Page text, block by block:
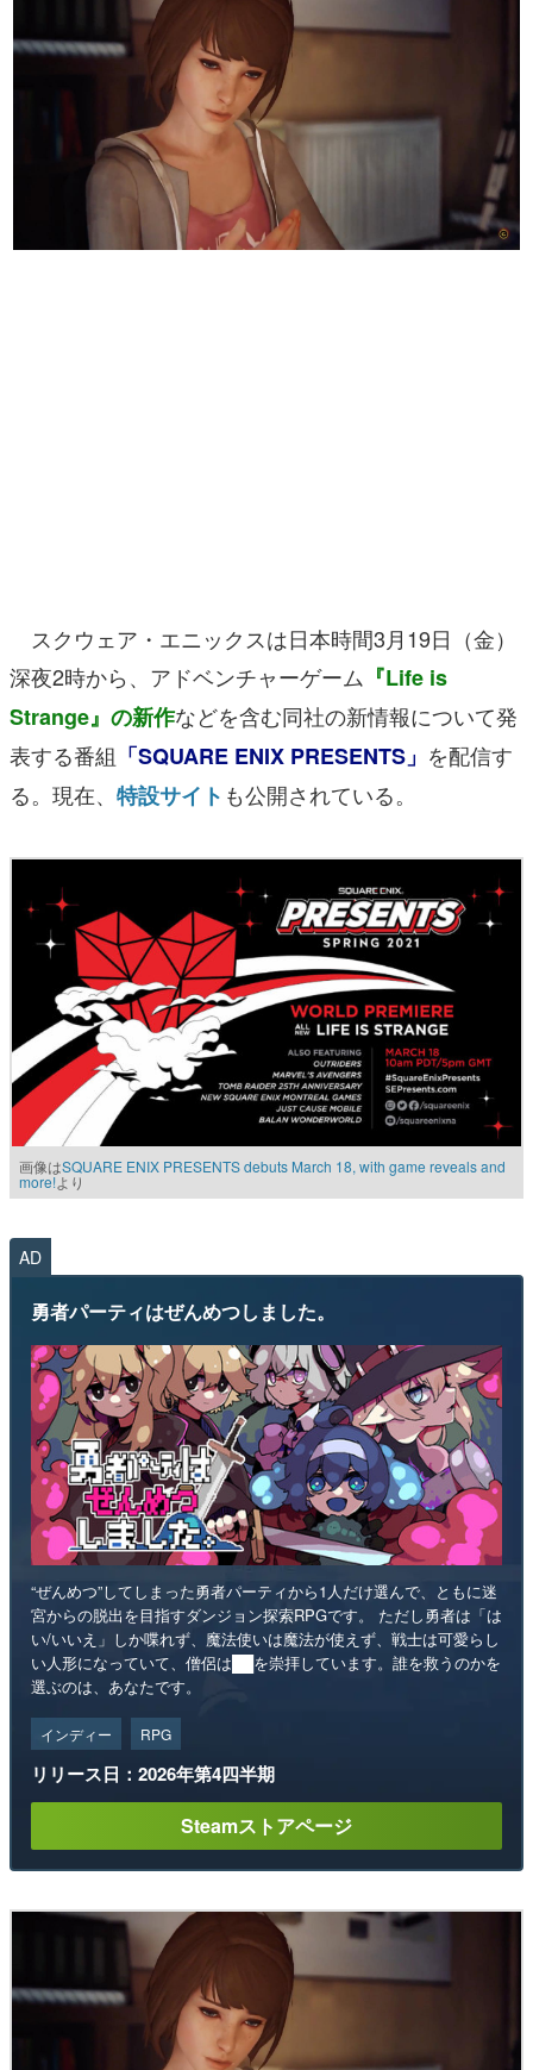
日本モバイルゲーム産業史
日本のモバイルゲーム史における主要なトピック・タイト
ルを網羅するほか、開発者へのインタビューや識者による
解説を掲載。約20年の歴史が一望できる決定版！
若ゲのいたり〜ゲームクリエイターの青春〜
『うつヌケ』『ペンと箸』等で知られるマンガ家・田中圭
一先生によるゲーム業界レポートマンガです。
なんでゲームは面白い？
ゲーム開発者・hamatsu氏がゲームの魅力を画面や操作の
具体的な形から解き明かしていく、硬派で骨太な評論連載
その他
電ファミニコゲーマーとは？
運営：株式会社マレ
スクウェア・エニックスは日本時間3月19日（金）
深夜2時から、アドベンチャーゲーム 『Life is
Strange』の新作などを含む同社の新情報について発
表する番組 「SQUARE ENIX PRESENTS」 を配信す
る。現在、 特設サイト も公開されている。
画像はSQUARE ENIX PRESENTS debuts March 18, with game reveals and
more!より
AD
勇者パーティはぜんめつしました。
“ぜんめつ”してしまった勇者パーティから1人だけ選んで、ともに迷
宮からの脱出を目指すダンジョン探索RPGです。 ただし勇者は「は
い/いいえ」しか喋れず、魔法使いは魔法が使えず、戦士は可愛らし
い人形になっていて、僧侶は██を崇拝しています。誰を救うのかを
選ぶのは、あなたです。
インディー RPG
リリース日：2026年第4四半期
Steamストアページ